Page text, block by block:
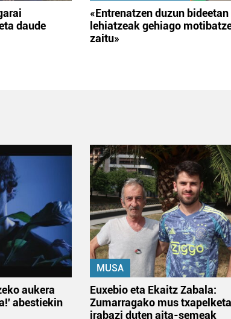
daude
«Entrenatzen duzun bideetan
lehiatzeak gehiago
zaitu»
aukera
abestiekin
MUSA
Euxebio eta Ekaitz Zabala:
Zumarragako mus txapelketa
irabazi duten aita-semeak